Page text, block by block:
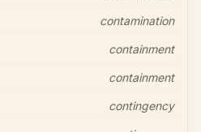
contamination
containment
containment
contingency